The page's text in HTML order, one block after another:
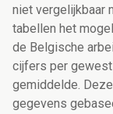
niet vergelijkbaar
tabellen het
de Belgische
cijfers per
gemiddelde.
gegevens